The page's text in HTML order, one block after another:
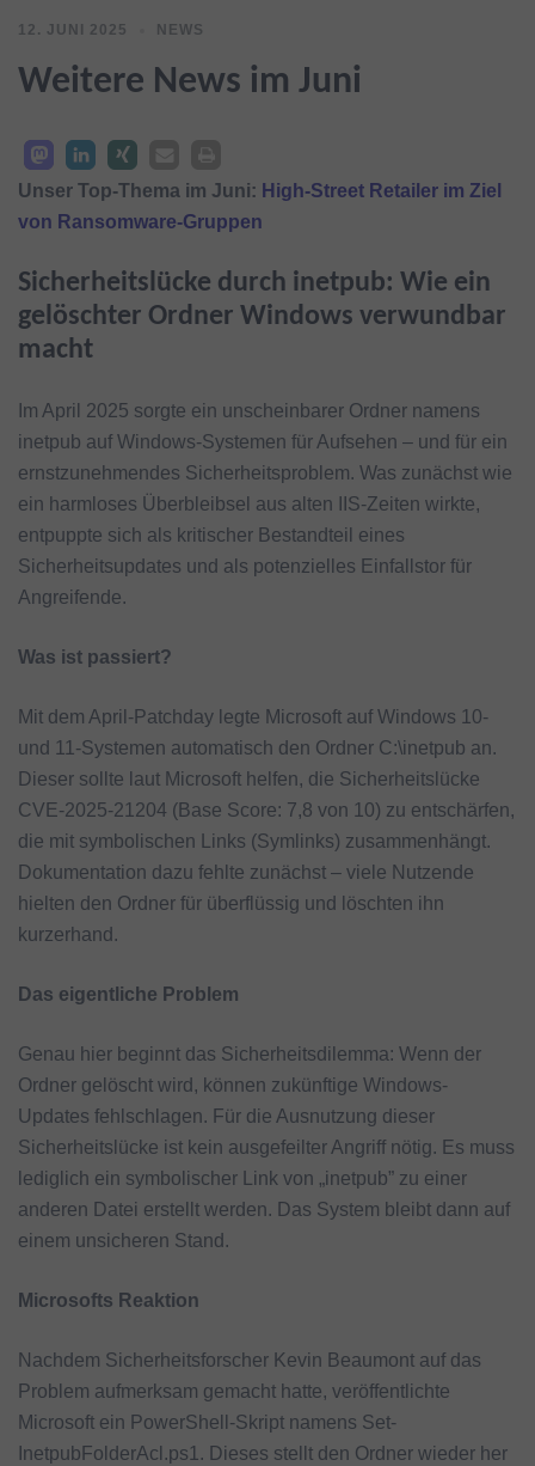
12. JUNI 2025 NEWS
Weitere News im Juni
Unser Top-Thema im Juni: High-Street Retailer im Ziel
von Ransomware-Gruppen
Sicherheitslücke durch inetpub: Wie ein
gelöschter Ordner Windows verwundbar
macht
Im April 2025 sorgte ein unscheinbarer Ordner namens
inetpub auf Windows-Systemen für Aufsehen – und für ein
ernstzunehmendes Sicherheitsproblem. Was zunächst wie
ein harmloses Überbleibsel aus alten IIS-Zeiten wirkte,
entpuppte sich als kritischer Bestandteil eines
Sicherheitsupdates und als potenzielles Einfallstor für
Angreifende.
Was ist passiert?
Mit dem April-Patchday legte Microsoft auf Windows 10-
und 11-Systemen automatisch den Ordner C:\inetpub an.
Dieser sollte laut Microsoft helfen, die Sicherheitslücke
CVE-2025-21204 (Base Score: 7,8 von 10) zu entschärfen,
die mit symbolischen Links (Symlinks) zusammenhängt.
Dokumentation dazu fehlte zunächst – viele Nutzende
hielten den Ordner für überflüssig und löschten ihn
kurzerhand.
Das eigentliche Problem
Genau hier beginnt das Sicherheitsdilemma: Wenn der
Ordner gelöscht wird, können zukünftige Windows-
Updates fehlschlagen. Für die Ausnutzung dieser
Sicherheitslücke ist kein ausgefeilter Angriff nötig. Es muss
lediglich ein symbolischer Link von „inetpub” zu einer
anderen Datei erstellt werden. Das System bleibt dann auf
einem unsicheren Stand.
Microsofts Reaktion
Nachdem Sicherheitsforscher Kevin Beaumont auf das
Problem aufmerksam gemacht hatte, veröffentlichte
Microsoft ein PowerShell-Skript namens Set-
InetpubFolderAcl.ps1. Dieses stellt den Ordner wieder her